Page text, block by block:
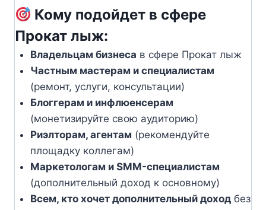
Кому подойдет в сфере
Прокат лыж:
Владельцам бизнеса в сфере Прокат лыж
Частным мастерам и специалистам
(ремонт, услуги, консультации)
Блоггерам и инфлюенсерам
(монетизируйте свою аудиторию)
Риэлторам, агентам (рекомендуйте
площадку коллегам)
Маркетологам и SMM-специалистам
(дополнительный доход к основному)
Всем, кто хочет дополнительный доходбез